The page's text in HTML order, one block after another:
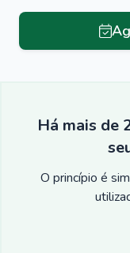
Há mais de
O princípio é